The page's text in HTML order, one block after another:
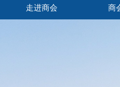
走进商会 商